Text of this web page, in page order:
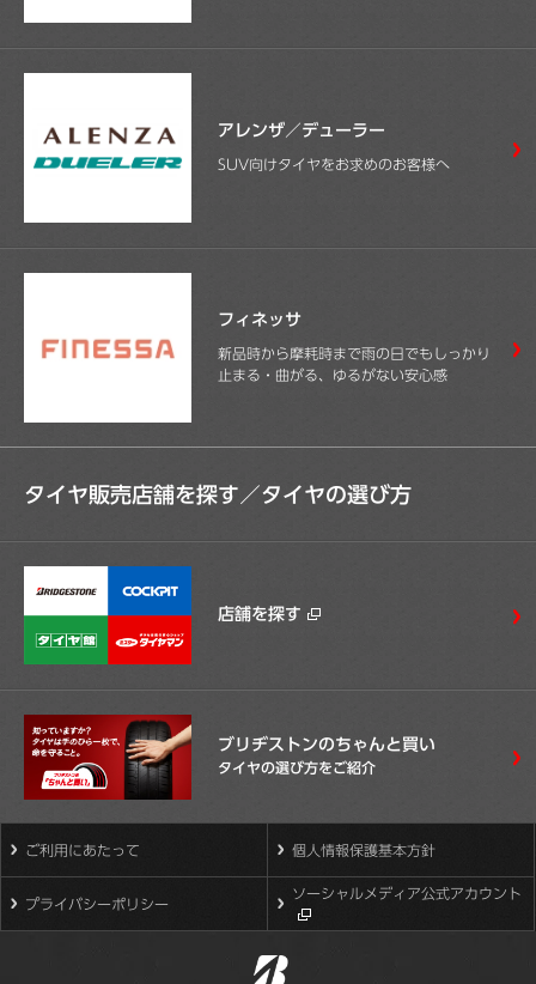
アレンザ／デューラー
SUV向けタイヤをお求めのお客様へ
フィネッサ
新品時から摩耗時まで雨の日でもしっかり
止まる・曲がる、ゆるがない安心感
タイヤ販売店舗を探す／タイヤの選び方
店舗を探す
ブリヂストンのちゃんと買い
タイヤの選び方をご紹介
ご利用にあたって 個人情報保護基本方針
プライバシーポリシー
ソーシャルメディア公式アカウント